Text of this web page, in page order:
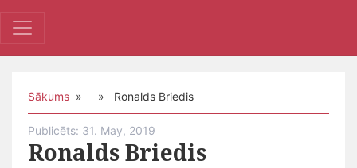
Sākums » » Ronalds Briedis
Publicēts: 31. May, 2019
Ronalds Briedis